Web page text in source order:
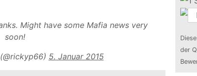
Might have some Mafia news very
soon!
5. Januar 2015
der